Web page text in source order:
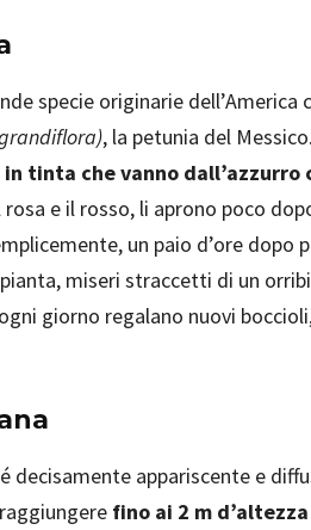
specie originarie
, la petunia del
tinta che vanno dall’azzurro
rosa e il rosso, li aprono poco
un paio d’ore dopo
miseri straccetti di un
giorno regalano nuovi
decisamente appariscente e
fino ai 2 m d’altezza